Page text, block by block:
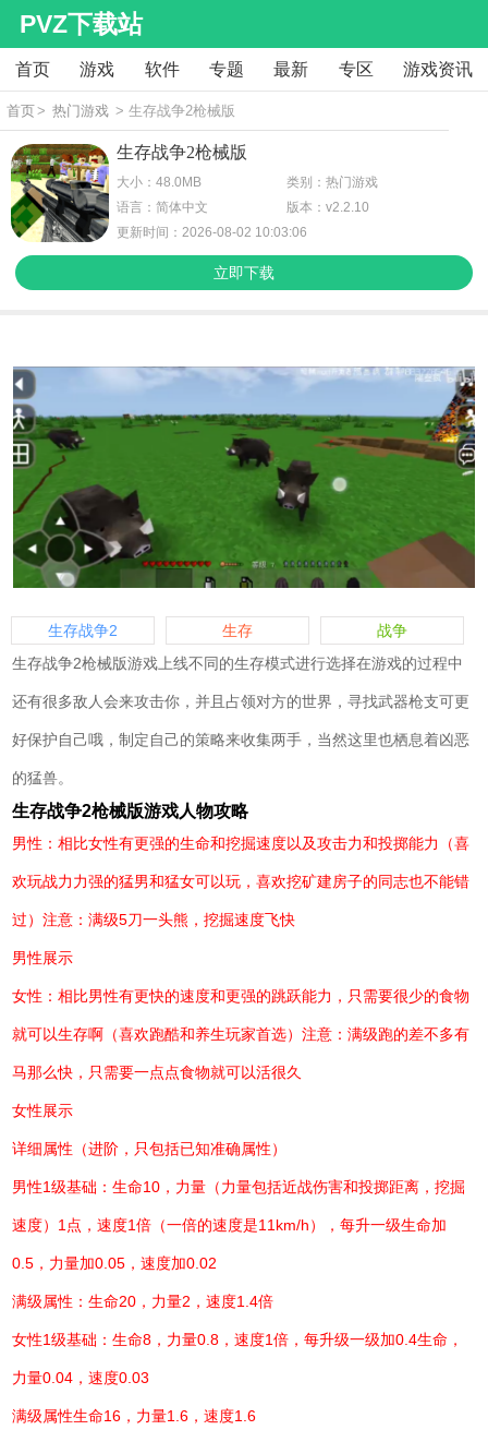
PVZ下载站
首页 游戏 软件 专题 最新 专区 游戏资讯
首页> 热门游戏 > 生存战争2枪械版
生存战争2枪械版
大小：48.0MB
类别：热门游戏
语言：简体中文
版本：v2.2.10
更新时间：2026-08-02 10:03:06
立即下载
生存战争2 生存
战争
生存战争2枪械版游戏上线不同的生存模式进行选择在游戏的过程中
还有很多敌人会来攻击你，并且占领对方的世界，寻找武器枪支可更
好保护自己哦，制定自己的策略来收集两手，当然这里也栖息着凶恶
的猛兽。
生存战争2枪械版游戏人物攻略
男性：相比女性有更强的生命和挖掘速度以及攻击力和投掷能力（喜
欢玩战力力强的猛男和猛女可以玩，喜欢挖矿建房子的同志也不能错
过）注意：满级5刀一头熊，挖掘速度飞快
男性展示
女性：相比男性有更快的速度和更强的跳跃能力，只需要很少的食物
就可以生存啊（喜欢跑酷和养生玩家首选）注意：满级跑的差不多有
马那么快，只需要一点点食物就可以活很久
女性展示
详细属性（进阶，只包括已知准确属性）
男性1级基础：生命10，力量（力量包括近战伤害和投掷距离，挖掘
速度）1点，速度1倍（一倍的速度是11km/h），每升一级生命加
0.5，力量加0.05，速度加0.02
满级属性：生命20，力量2，速度1.4倍
女性1级基础：生命8，力量0.8，速度1倍，每升级一级加0.4生命，
力量0.04，速度0.03
满级属性生命16，力量1.6，速度1.6